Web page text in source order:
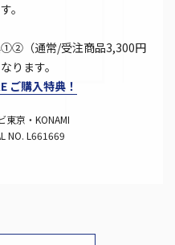
。
①②（通常/受注商品3,300円
ります。
ご購入特典！
東京・KONAMI
NO. L661669